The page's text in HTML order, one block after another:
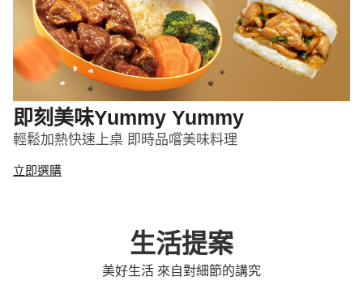
即刻美味Yummy Yummy
輕鬆加熱快速上桌 即時品嚐美味料理
立即選購
生活提案
美好生活 來自對細節的講究